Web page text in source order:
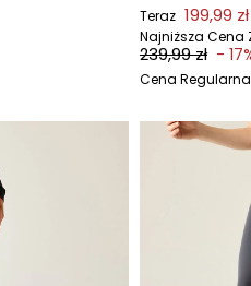
Teraz 199,99 zł
Najniższa Cena
239,99 zł -
Cena Regularna